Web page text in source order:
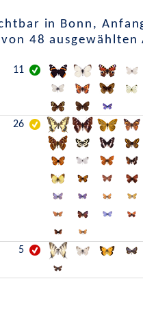
in Bonn,
von 48 ausgewählten
11
26
5